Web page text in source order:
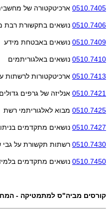
0510.7405 ארכיטקטורה של
0510.7406 נושאים בתקשורת רבת
0510.7409 נושאים באבטחת מידע
0510.7410 נושאים באלגוריתמים
0510.7413 ארכיטקטורות לרשתות
0510.7421 אנליזה של גרפים גדולים
0510.7425 מבוא לאלגוריתמי רשת
0510.7427 נושאים מתקדמים
0510.7430 רשתות תקשורת על גבי
0510.7450 נושאים מתקדמים
קורסים מביה"ס למתמטיקה -